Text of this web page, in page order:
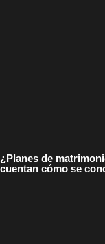
¿Planes de
cuentan cómo se